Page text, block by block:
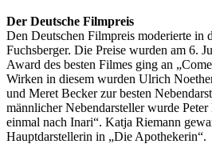
Der Deutsche Filmpreis
Den Deutschen Filmpreis moderierte in
Fuchsberger. Die Preise wurden am 6.
Award des besten Filmes ging an
Wirken in diesem wurden Ulrich
und Meret Becker zur besten
männlicher Nebendarsteller wurde
einmal nach Inari“. Katja Riemann
Hauptdarstellerin in „Die Apothekerin“.